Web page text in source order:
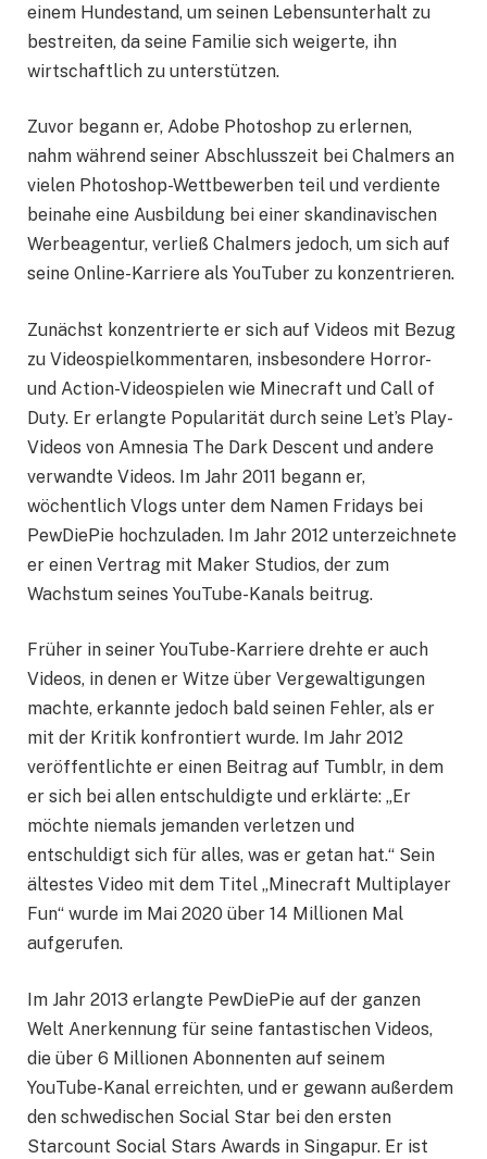
einem Hundestand, um seinen Lebensunterhalt zu
bestreiten, da seine Familie sich weigerte, ihn
wirtschaftlich zu unterstützen.
Zuvor begann er, Adobe Photoshop zu erlernen,
nahm während seiner Abschlusszeit bei Chalmers an
vielen Photoshop-Wettbewerben teil und verdiente
beinahe eine Ausbildung bei einer skandinavischen
Werbeagentur, verließ Chalmers jedoch, um sich auf
seine Online-Karriere als YouTuber zu konzentrieren.
Zunächst konzentrierte er sich auf Videos mit Bezug
zu Videospielkommentaren, insbesondere Horror-
und Action-Videospielen wie Minecraft und Call of
Duty. Er erlangte Popularität durch seine Let’s Play-
Videos von Amnesia The Dark Descent und andere
verwandte Videos. Im Jahr 2011 begann er,
wöchentlich Vlogs unter dem Namen Fridays bei
PewDiePie hochzuladen. Im Jahr 2012 unterzeichnete
er einen Vertrag mit Maker Studios, der zum
Wachstum seines YouTube-Kanals beitrug.
Früher in seiner YouTube-Karriere drehte er auch
Videos, in denen er Witze über Vergewaltigungen
machte, erkannte jedoch bald seinen Fehler, als er
mit der Kritik konfrontiert wurde. Im Jahr 2012
veröffentlichte er einen Beitrag auf Tumblr, in dem
er sich bei allen entschuldigte und erklärte: „Er
möchte niemals jemanden verletzen und
entschuldigt sich für alles, was er getan hat.“ Sein
ältestes Video mit dem Titel „Minecraft Multiplayer
Fun“ wurde im Mai 2020 über 14 Millionen Mal
aufgerufen.
Im Jahr 2013 erlangte PewDiePie auf der ganzen
Welt Anerkennung für seine fantastischen Videos,
die über 6 Millionen Abonnenten auf seinem
YouTube-Kanal erreichten, und er gewann außerdem
den schwedischen Social Star bei den ersten
Starcount Social Stars Awards in Singapur. Er ist